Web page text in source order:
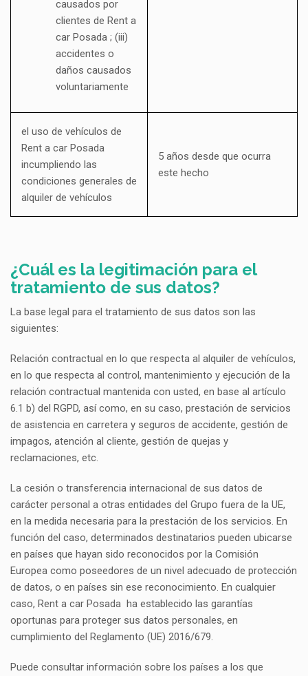
causados por
clientes de Rent a
car Posada ; (iii)
accidentes o
daños causados
voluntariamente
el uso de vehículos de
Rent a car Posada
incumpliendo las
condiciones generales de
alquiler de vehículos
5 años desde que ocurra
este hecho
¿Cuál es la legitimación para el
tratamiento de sus datos?
La base legal para el tratamiento de sus datos son las
siguientes:
Relación contractual en lo que respecta al alquiler de vehículos,
en lo que respecta al control, mantenimiento y ejecución de la
relación contractual mantenida con usted, en base al artículo
6.1 b) del RGPD, así como, en su caso, prestación de servicios
de asistencia en carretera y seguros de accidente, gestión de
impagos, atención al cliente, gestión de quejas y
reclamaciones, etc.
La cesión o transferencia internacional de sus datos de
carácter personal a otras entidades del Grupo fuera de la UE,
en la medida necesaria para la prestación de los servicios. En
función del caso, determinados destinatarios pueden ubicarse
en países que hayan sido reconocidos por la Comisión
Europea como poseedores de un nivel adecuado de protección
de datos, o en países sin ese reconocimiento. En cualquier
caso, Rent a car Posada ha establecido las garantías
oportunas para proteger sus datos personales, en
cumplimiento del Reglamento (UE) 2016/679.
Puede consultar información sobre los países a los que